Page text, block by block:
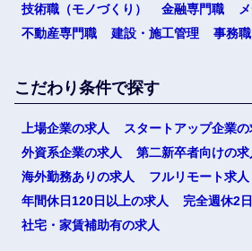
技術職（モノづくり）
金融専門職
不動産専門職
建設・施工管理 事務職
こだわり条件で探す
上場企業の求人
スタートアップ企業の
外資系企業の求人
第二新卒者向けの求
海外勤務ありの求人
フルリモート求人
年間休日120日以上の求人
完全週休2
社宅・家賃補助有の求人